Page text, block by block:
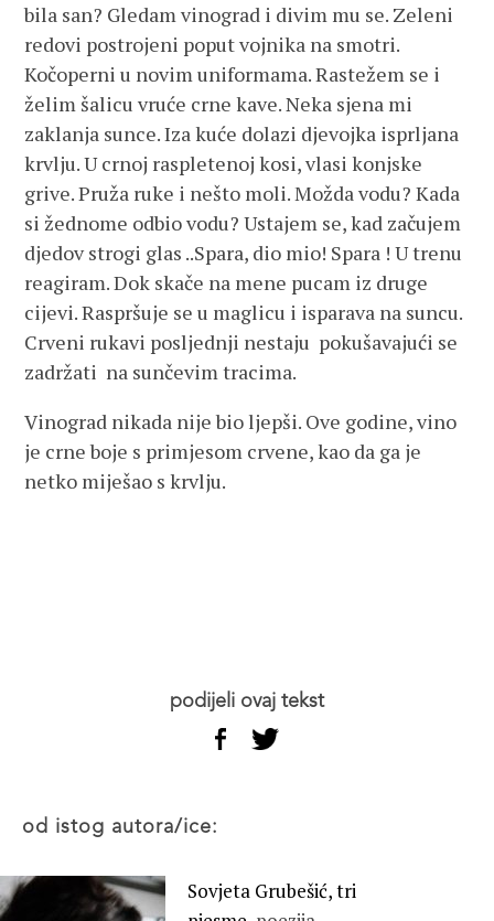
bila san? Gledam vinograd i divim mu se. Zeleni
redovi postrojeni poput vojnika na smotri.
Kočoperni u novim uniformama. Rastežem se i
želim šalicu vruće crne kave. Neka sjena mi
zaklanja sunce. Iza kuće dolazi djevojka isprljana
krvlju. U crnoj raspletenoj kosi, vlasi konjske
grive. Pruža ruke i nešto moli. Možda vodu? Kada
si žednome odbio vodu? Ustajem se, kad začujem
djedov strogi glas ..Spara, dio mio! Spara ! U trenu
reagiram. Dok skače na mene pucam iz druge
cijevi. Raspršuje se u maglicu i isparava na suncu.
Crveni rukavi posljednji nestaju pokušavajući se
zadržati na sunčevim tracima.
Vinograd nikada nije bio ljepši. Ove godine, vino
je crne boje s primjesom crvene, kao da ga je
netko miješao s krvlju.
podijeli ovaj tekst
od istog autora/ice:
Sovjeta Grubešić, tri